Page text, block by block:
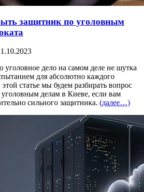
защитник по уголовным
дело на самом деле не шутка
для абсолютно каждого
статье мы будем разбирать вопрос
делам в Киеве, если вам
сильного защитника. (далее…)